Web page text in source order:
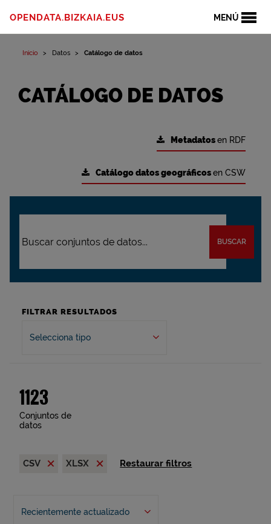
MENÚ
OPENDATA.BIZKAIA.EUS
Inicio Datos Catálogo de datos
CATÁLOGO DE DATOS
Metadatosen RDF
Catálogo datos geográficosen CSW
BUSCAR
FILTRAR RESULTADOS
Selecciona tipo
1123
Conjuntos de
datos
CSV XLSX Restaurar filtros
Recientemente actualizado